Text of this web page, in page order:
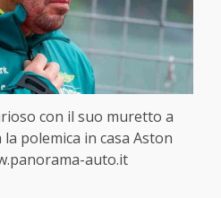
con il suo muretto a
polemica in casa Aston
auto.it